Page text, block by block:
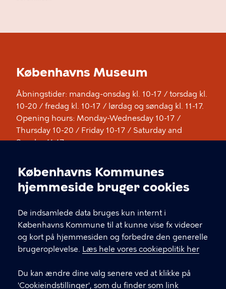
Cookieindstillinger
Københavns Kommunes
hjemmeside bruger cookies
De indsamlede data bruges kun internt i
Københavns Kommune til at kunne vise fx videoer
og kort på hjemmesiden og forbedre den generelle
brugeroplevelse. Læs hele vores cookiepolitik her
Du kan ændre dine valg senere ved at klikke på
'Cookieindstillinger', som du finder som link
Københavns Museum
Åbningstider: mandag-onsdag kl. 10-17 / torsdag kl.
10-20 / fredag kl. 10-17 / lørdag og søndag kl. 11-17.
Opening hours: Monday-Wednesday 10-17 /
Thursday 10-20 / Friday 10-17 / Saturday and
Sunday 11-17
KONTAKT
Stormgade 18, 1555 København V
museum@kff.kk.dk
+45 21 76 43 66